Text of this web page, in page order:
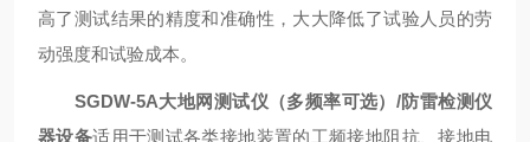
高了测试结果的精度和准确性，大大降低了试验人员的劳
动强度和试验成本。
SGDW-5A大地网测试仪（多频率可选）/防雷检测仪
器设备适用于测试各类接地装置的工频接地阻抗、接地电